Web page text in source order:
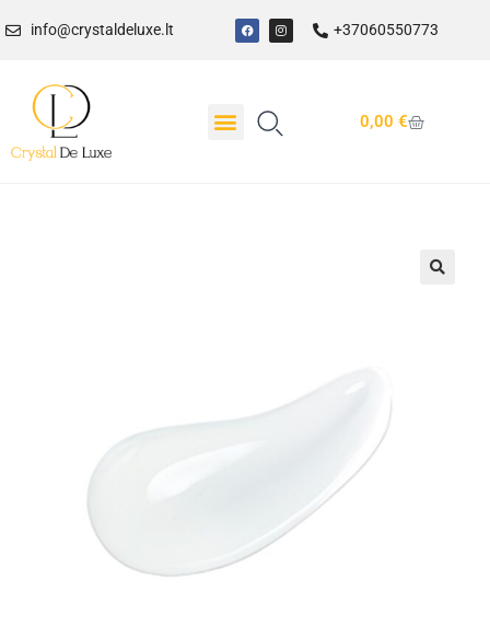
info@crystaldeluxe.lt +37060550773
0,00 €